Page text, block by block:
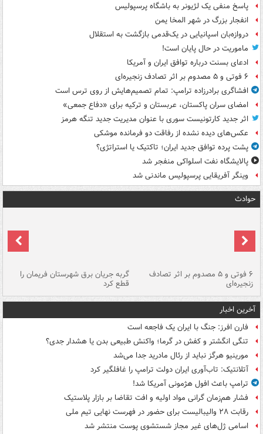
پاسخ منفی یک لژیونر به باشگاه پرسپولیس
انفجار بزرگ در شهر المخا یمن
دروازه‌بان اسپانیایی در یک‌قدمی بازگشت به استقلال
ماموریت در حال پایان است!
ادعای بسنت درباره توافق ایران و آمریکا
۶ فوتی و ۵ مصدوم بر اثر تصادف زنجیره‌ای
افشاگری برادرزاده ترامپ: تمام تصمیم‌هایش از روی ترس است
امضای سران پاکستان، عربستان و ترکیه برای «دفاع جمعی»
اثر جدید کارتونیست سوری با عنوان مدیریت جدید تنگه هرمز
عکس‌های دیده نشده از رفاقت دو فرمانده‌ موشکی
پشت پرده توافق جدید ایران؛ تاکتیک یا استراتژی؟
پالایشگاه نفت اسلواکی منفجر شد
وینگر آفریقایی پرسپولیس ماندنی شد
حوادث
۶ فوتی و ۵ مصدوم بر اثر تصادف
زنجیره‌ای
گربه جریان برق شهرستان فریمان را
قطع کرد
آخرین اخبار
فارن افرز: جنگ با ایران یک فاجعه است
تنگی انگشتر و کفش در گرما؛ واکنش طبیعی بدن یا هشدار جدی؟
مورینیو هرگز نباید از رئال مادرید جدا می‌شد
آتلانتیک: تاب‌آوری ایران دولت ترامپ را غافلگیر کرد
ترامپ باعث افول هژمونی آمریکا شد!
فشار هم‌زمان گرانی مواد اولیه و افت تقاضا بر بازار پلاستیک
رقابت ۲۸ والیبالیست برای حضور در فهرست نهایی تیم ملی
اسامی ژل‌های غیر مجاز شستشوی پوست منتشر شد